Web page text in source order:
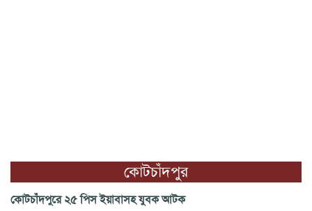
কোটচাঁদপুর
কোটচাঁদপুরে ২৫ পিস ইয়াবাসহ যুবক আটক